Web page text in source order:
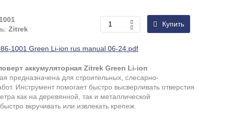
Zitrek
Купить
1001 Green Li-ion rus manual 06-24.pdf
аккумуляторная Zitrek Green Li-ion
предназначена для строительных, слесарно-
Инструмент помогает быстро высверливать отверстия
как на деревянной, так и металлической
вкручивать или извлекать крепеж.